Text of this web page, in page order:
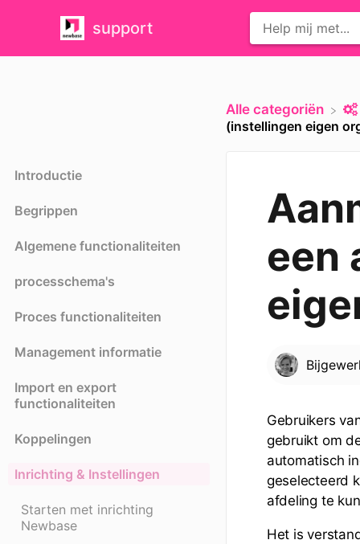
support
Introductie
Begrippen
Algemene functionaliteiten
processchema's
Proces functionaliteiten
Management informatie
Import en export
functionaliteiten
Koppelingen
Inrichting & Instellingen
Starten met inrichting
Newbase
Alle categoriën
(instellingen eigen
een
Gebruikers
gebruikt om
automatisch
geselecteerd
afdeling te
Het is